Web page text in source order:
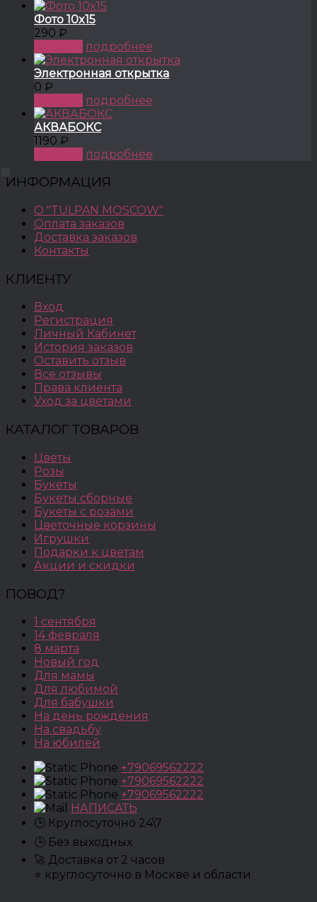
Фото 10x15
290 ₽
подробнее
Электронная открытка
0 ₽
подробнее
АКВАБОКС
1190 ₽
подробнее
ИНФОРМАЦИЯ
О "TULPAN MOSCOW"
Оплата заказов
Доставка заказов
Контакты
КЛИЕНТУ
Вход
Регистрация
Личный Кабинет
История заказов
Оставить отзыв
Все отзывы
Права клиента
Уход за цветами
КАТАЛОГ ТОВАРОВ
Цветы
Розы
Букеты
Букеты сборные
Букеты с розами
Цветочные корзины
Игрушки
Подарки к цветам
Акции и скидки
ПОВОД?
1 сентября
14 февраля
8 марта
Новый год
Для мамы
Для любимой
Для бабушки
На день рождения
На свадьбу
На юбилей
+79069562222
+79069562222
+79069562222
НАПИСАТЬ
🕒 Круглосуточно 24\7
🕒 Без выходных
🚀 Доставка от 2 часов
⭐ круглосуточно в Москве и области